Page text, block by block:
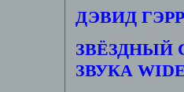
ДЭВИД
ЗВЁЗДНЫЙ
ЗВУКА